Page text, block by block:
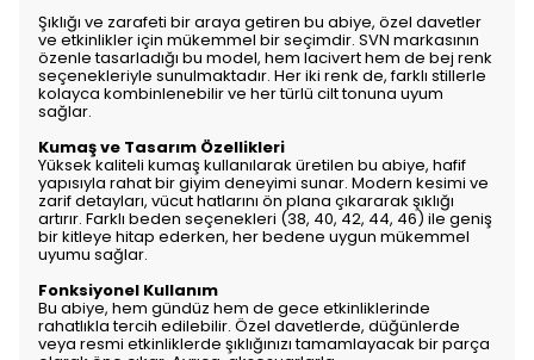
Şıklığı ve zarafeti bir araya getiren bu abiye, özel davetler
ve etkinlikler için mükemmel bir seçimdir. SVN markasının
özenle tasarladığı bu model, hem lacivert hem de bej renk
seçenekleriyle sunulmaktadır. Her iki renk de, farklı stillerle
kolayca kombinlenebilir ve her türlü cilt tonuna uyum
sağlar.
Kumaş ve Tasarım Özellikleri
Yüksek kaliteli kumaş kullanılarak üretilen bu abiye, hafif
yapısıyla rahat bir giyim deneyimi sunar. Modern kesimi ve
zarif detayları, vücut hatlarını ön plana çıkararak şıklığı
artırır. Farklı beden seçenekleri (38, 40, 42, 44, 46) ile geniş
bir kitleye hitap ederken, her bedene uygun mükemmel
uyumu sağlar.
Fonksiyonel Kullanım
Bu abiye, hem gündüz hem de gece etkinliklerinde
rahatlıkla tercih edilebilir. Özel davetlerde, düğünlerde
veya resmi etkinliklerde şıklığınızı tamamlayacak bir parça